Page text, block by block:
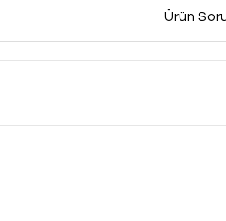
Ürün